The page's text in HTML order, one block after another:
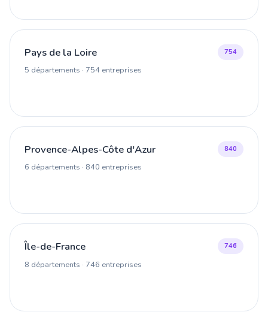
Pays de la Loire
5 départements · 754 entreprises
754
Provence-Alpes-Côte d'Azur
6 départements · 840 entreprises
840
Île-de-France
8 départements · 746 entreprises
746